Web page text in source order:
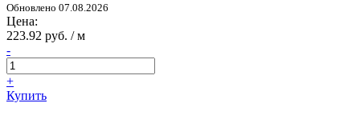
Обновлено 07.08.2026
Цена:
223.92 руб. / м
-
+
Купить